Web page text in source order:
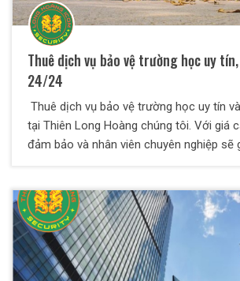
Thuê dịch vụ bảo vệ trường học uy
24/24
Thuê dịch vụ bảo vệ trường học uy tín
tại Thiên Long Hoàng chúng tôi. Với giá
đảm bảo và nhân viên chuyên nghiệp sẽ